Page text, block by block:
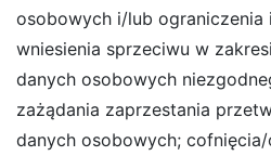
osobowych i/lub ograniczenia
wniesienia sprzeciwu w
danych osobowych
zażądania zaprzestania
danych osobowych; cofnięcia/